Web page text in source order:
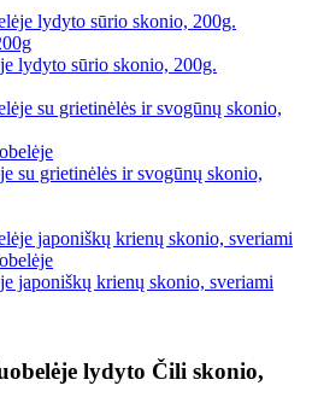
lydyto sūrio skonio, 200g.
su grietinėlės ir svogūnų skonio,
japoniškų krienų skonio, sveriami
lydyto Čili skonio,